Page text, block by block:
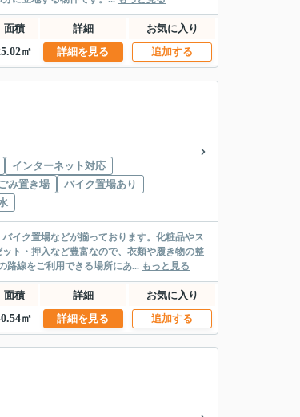
面積 詳細
お気に入り
㎡ 詳細を見る 追加する
インターネット対応
み置き場
バイク置場あり
イク置場などが揃っております。化粧品やス
ト・押入など豊富なので、衣類や履き物の整
路線をご利用できる場所にあ... もっと見る
面積 詳細
お気に入り
㎡ 詳細を見る 追加する